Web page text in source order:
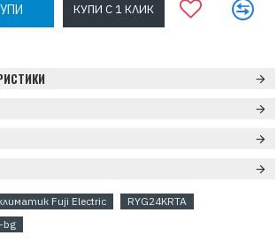
КУПИ С 1 КЛИК
Fuji Electric
RYG24KRTA
bg